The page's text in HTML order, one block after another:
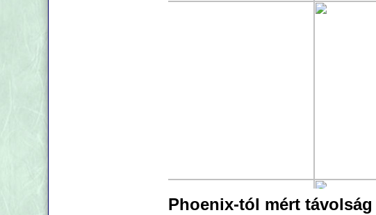
Phoenix-tól mért távolság